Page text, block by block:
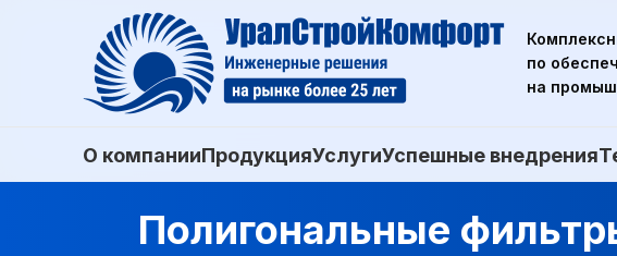
по
на
О компанииПродукцияУслугиУспешные внедрения
Полигональные